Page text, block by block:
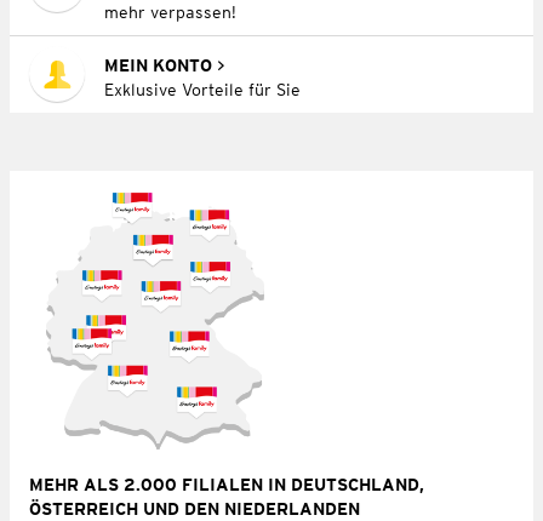
mehr verpassen!
MEIN KONTO
Exklusive Vorteile für Sie
MEHR ALS 2.000 FILIALEN IN DEUTSCHLAND,
ÖSTERREICH UND DEN NIEDERLANDEN